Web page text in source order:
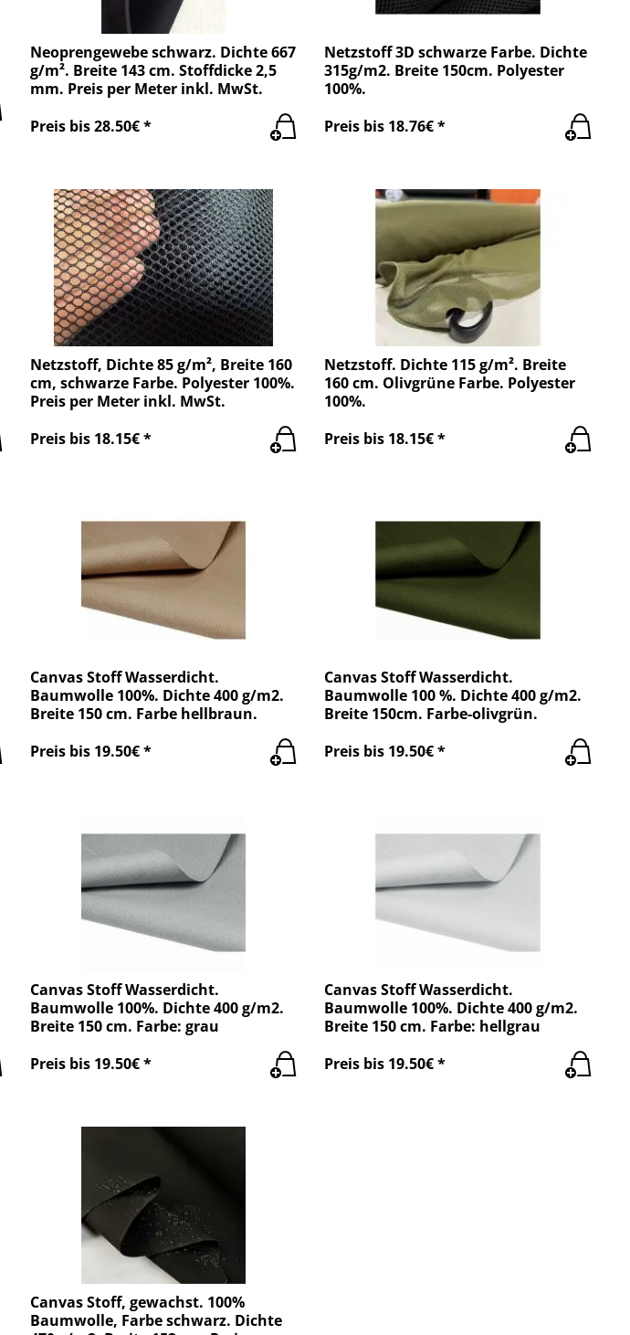
Neoprengewebe schwarz. Dichte 667
g/m². Breite 143 cm. Stoffdicke 2,5
mm. Preis per Meter inkl. MwSt.
Preis bis 28.50€ *
Netzstoff 3D schwarze Farbe. Dichte
315g/m2. Breite 150cm. Polyester
100%.
Preis bis 18.76€ *
Netzstoff, Dichte 85 g/m², Breite 160
cm, schwarze Farbe. Polyester 100%.
Preis per Meter inkl. MwSt.
Preis bis 18.15€ *
Netzstoff. Dichte 115 g/m². Breite
160 cm. Olivgrüne Farbe. Polyester
100%.
Preis bis 18.15€ *
Canvas Stoff Wasserdicht.
Baumwolle 100%. Dichte 400 g/m2.
Breite 150 cm. Farbe hellbraun.
Preis bis 19.50€ *
Canvas Stoff Wasserdicht.
Baumwolle 100 %. Dichte 400 g/m2.
Breite 150cm. Farbe-olivgrün.
Preis bis 19.50€ *
Canvas Stoff Wasserdicht.
Baumwolle 100%. Dichte 400 g/m2.
Breite 150 cm. Farbe: grau
Preis bis 19.50€ *
Canvas Stoff Wasserdicht.
Baumwolle 100%. Dichte 400 g/m2.
Breite 150 cm. Farbe: hellgrau
Preis bis 19.50€ *
Canvas Stoff, gewachst. 100%
Baumwolle, Farbe schwarz. Dichte